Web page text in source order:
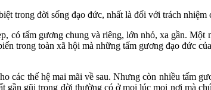
trong đời sống đạo đức, nhất là đối với trách nhiệm
có tấm gương chung và riêng, lớn nhỏ, xa gần.
trong toàn xã hội mà những tấm gương đạo đức
các thế hệ mai mãi về sau. Nhưng còn nhiều tấm
gần gũi trong đời thường có ở mọi lúc mọi nơi mà